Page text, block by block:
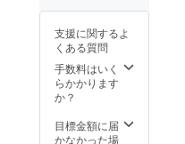
（交通
費・練
習費は
負担し
ていた
だきま
バーの
日程の
は ・基
本動作
指導 ・
戦術指
導 ・そ
の他試
に必要
なこと
SNS等
紹介を
させて
頂きま
す。
メール
絡をさ
せてい
支援に関するよ
くある質問
手数料はいく
らかかります
か？
目標金額に届
かなかった場